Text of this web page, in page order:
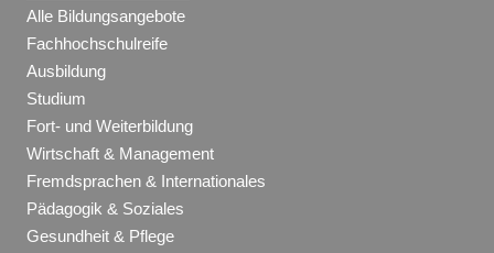
Alle Bildungsangebote
Fachhochschulreife
Ausbildung
Studium
Fort- und Weiterbildung
Wirtschaft & Management
Fremdsprachen & Internationales
Pädagogik & Soziales
Gesundheit & Pflege